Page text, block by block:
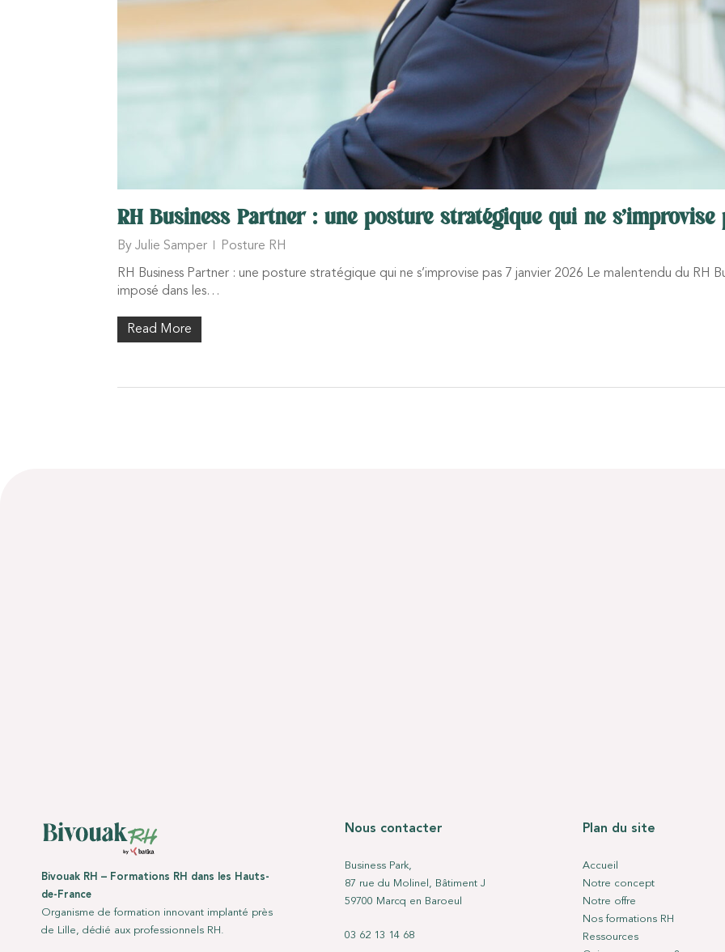
RH Business Partner : une posture stratégique qui ne s’improvise
By Julie Samper Posture RH
RH Business Partner : une posture stratégique qui ne s’improvise pas 7 janvier 2026 Le malentendu du RH
imposé dans les…
Read More
Bivouak RH – Formations RH dans les Hauts-
de-France
Organisme de formation innovant implanté près
de Lille, dédié aux professionnels RH.
Nous contacter
Business Park,
87 rue du Molinel, Bâtiment J
59700 Marcq en Baroeul
03 62 13 14 68
Plan du site
Accueil
Notre concept
Notre offre
Nos formations RH
Ressources